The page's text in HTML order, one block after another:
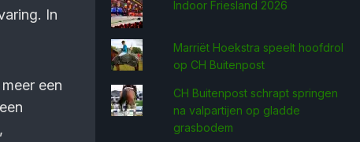
In
een
Indoor Friesland 2026
Marriët Hoekstra speelt hoofdrol
op CH Buitenpost
CH Buitenpost schrapt springen
na valpartijen op gladde
grasbodem